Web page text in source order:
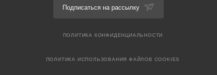
Подписаться на рассылку
ПОЛИТИКА КОНФИДЕНЦИАЛЬНОСТИ
ПОЛИТИКА ИСПОЛЬЗОВАНИЯ ФАЙЛОВ COOKIES